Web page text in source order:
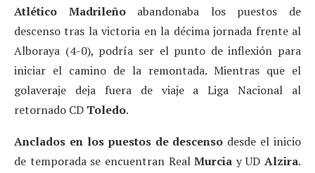
Atlético Madrileñoabandonaba los puestos de
descenso tras la victoria en la décima jornada frente al
Alboraya (4-0), podría ser el punto de inflexión para
iniciar el camino de la remontada. Mientras que el
golaveraje deja fuera de viaje a Liga Nacional al
retornado CD Toledo.
Anclados en los puestos de descenso desde el inicio
de temporada se encuentran RealMurcia y UD Alzira.